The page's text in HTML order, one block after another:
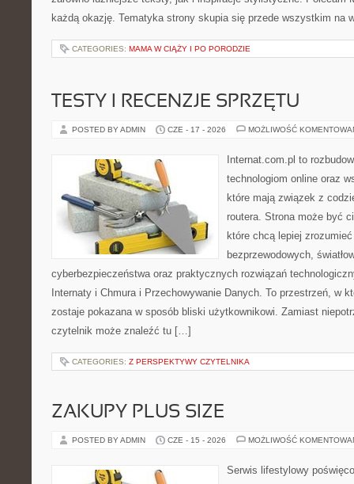
każdą okazję. Tematyka strony skupia się przede wszystkim na
CATEGORIES: MAMA W CIĄŻY I PO PORODZIE
TESTY I RECENZJE SPRZĘTU
POSTED BY ADMIN CZE - 17 - 2026 MOŻLIWOŚĆ
Internat.com.pl to
technologiom online oraz
które mają związek z
routera. Strona może być
które chcą lepiej
bezprzewodowych,
cyberbezpieczeństwa oraz praktycznych rozwiązań
Internaty i Chmura i Przechowywanie Danych. To przestrzeń, w
zostaje pokazana w sposób bliski użytkownikowi. Zamiast
czytelnik może znaleźć tu […]
CATEGORIES: Z PERSPEKTYWY CZYTELNIKA
ZAKUPY PLUS SIZE
POSTED BY ADMIN CZE - 15 - 2026 MOŻLIWOŚĆ
Serwis lifestylowy